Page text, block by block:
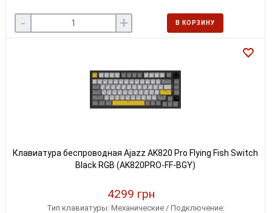
- + В КОРЗИНУ
Клавиатура беспроводная Ajazz AK820 Pro Flying Fish Switch
Black RGB (AK820PRO-FF-BGY)
4299 грн
Тип клавиатуры: Механические / Подключение: